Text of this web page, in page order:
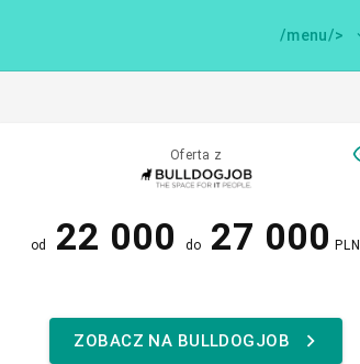
/menu/>
Oferta z
od 22 000 do 27 000 PLN
ZOBACZ NA BULLDOGJOB